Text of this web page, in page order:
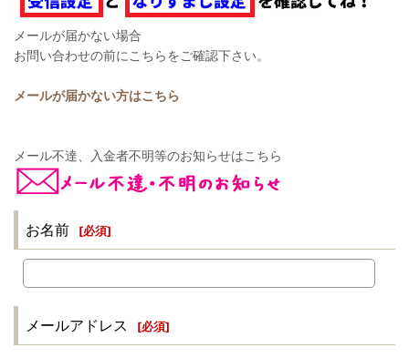
メールが届かない場合
お問い合わせの前にこちらをご確認下さい。
メールが届かない方はこちら
メール不達、入金者不明等のお知らせはこちら
お名前 [必須]
メールアドレス [必須]